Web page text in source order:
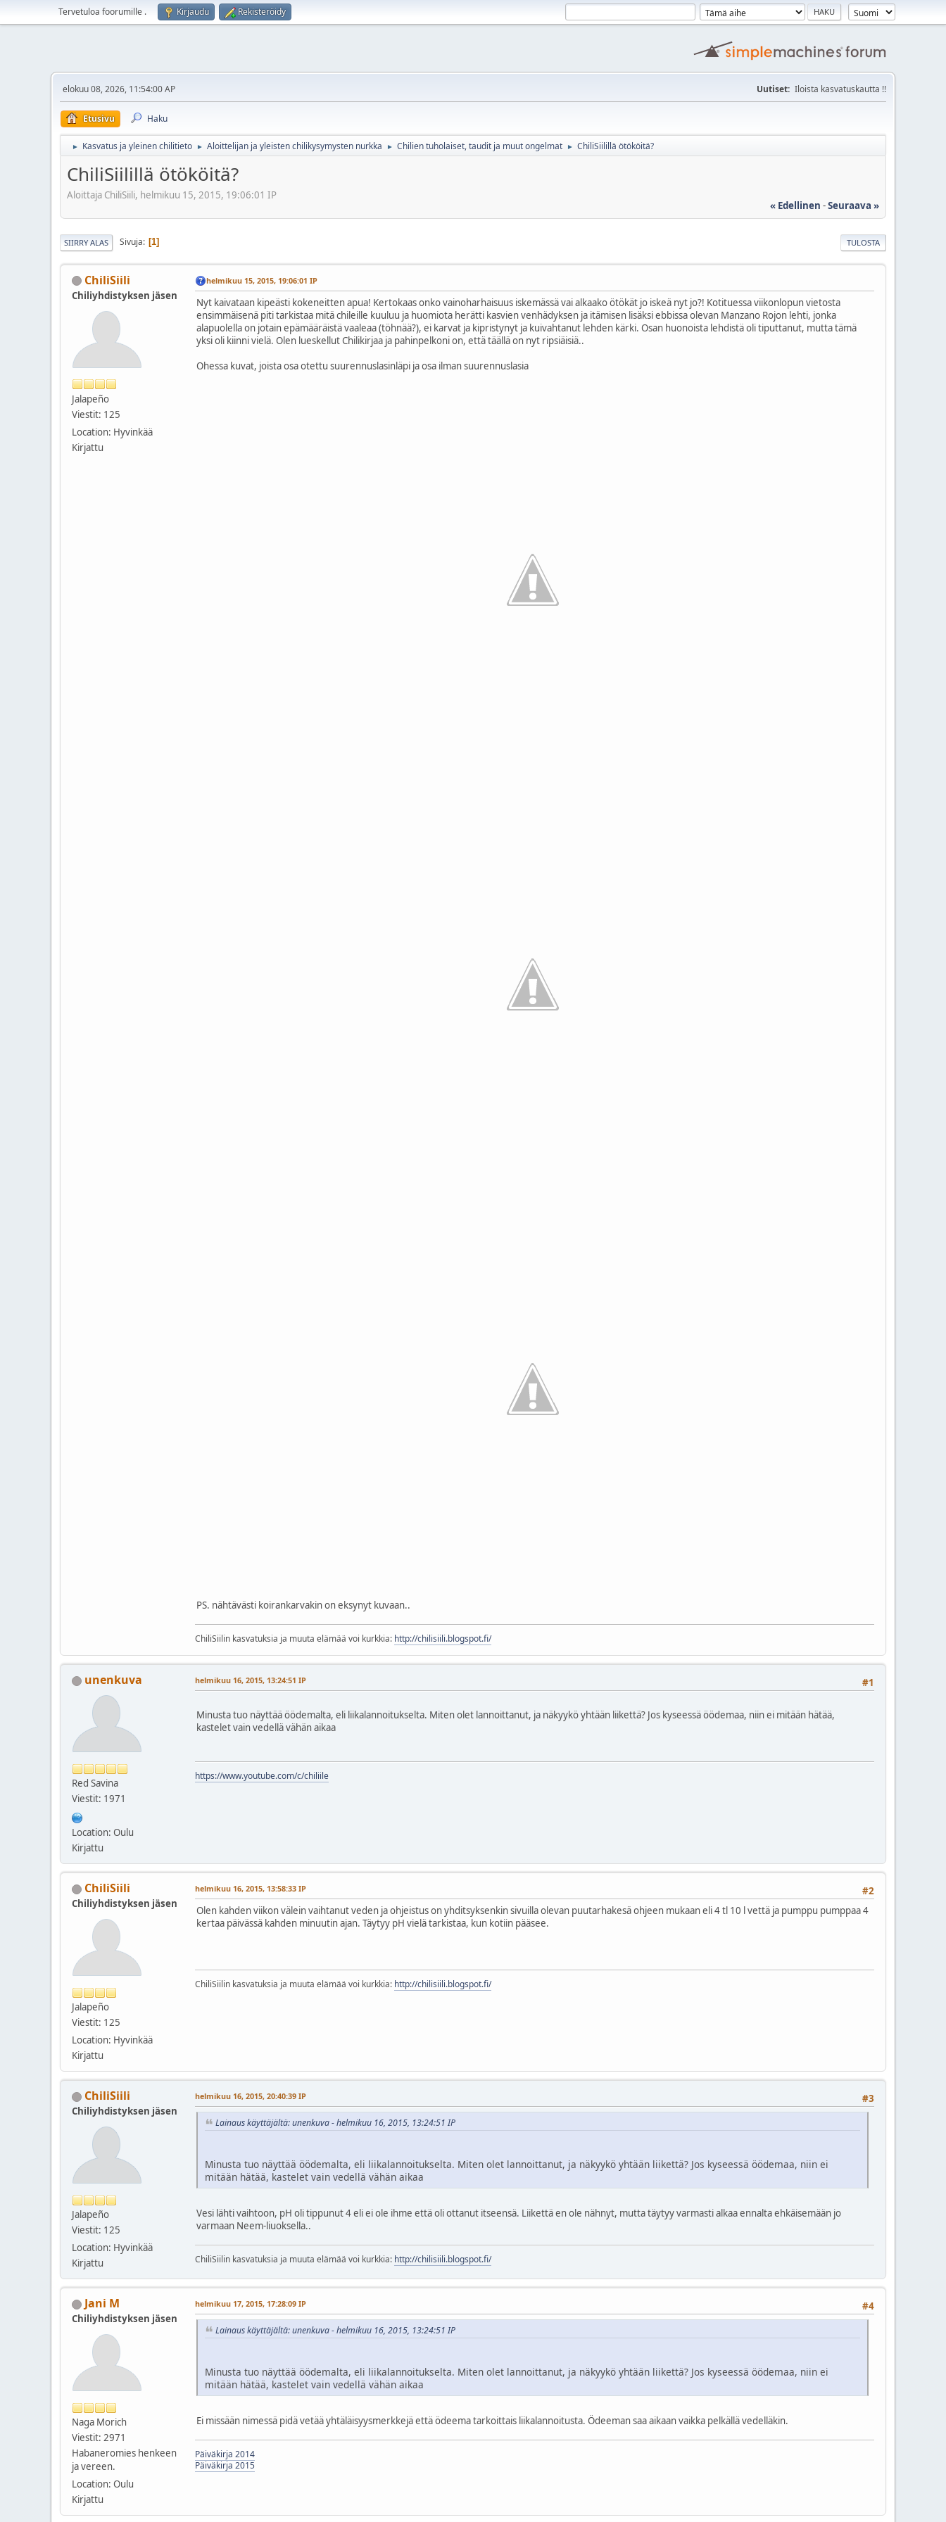
Tervetuloa foorumille . Kirjaudu Rekisteröidy
elokuu 08, 2026, 11:54:00 AP Uutiset: Iloista kasvatuskautta !!
Etusivu Haku
► Kasvatus ja yleinen chilitieto ► Aloittelijan ja yleisten chilikysymysten nurkka ► Chilien tuholaiset, taudit ja muut ongelmat ► ChiliSiilillä ötököitä?
ChiliSiilillä ötököitä?
Aloittaja ChiliSiili, helmikuu 15, 2015, 19:06:01 IP
« Edellinen -Seuraava »
TULOSTA
SIIRRY ALAS Sivuja 1
ChiliSiili
Chiliyhdistyksen jäsen
Jalapeño
Viestit: 125
Location: Hyvinkää
Kirjattu
helmikuu 15, 2015, 19:06:01 IP
Nyt kaivataan kipeästi kokeneitten apua! Kertokaas onko vainoharhaisuus iskemässä vai alkaako ötökät jo iskeä nyt jo?! Kotituessa viikonlopun vietosta
ensimmäisenä piti tarkistaa mitä chileille kuuluu ja huomiota herätti kasvien venhädyksen ja itämisen lisäksi ebbissa olevan Manzano Rojon lehti, jonka
alapuolella on jotain epämääräistä vaaleaa (töhnää?), ei karvat ja kipristynyt ja kuivahtanut lehden kärki. Osan huonoista lehdistä oli tiputtanut, mutta tämä
yksi oli kiinni vielä. Olen lueskellut Chilikirjaa ja pahinpelkoni on, että täällä on nyt ripsiäisiä..
Ohessa kuvat, joista osa otettu suurennuslasinläpi ja osa ilman suurennuslasia
PS. nähtävästi koirankarvakin on eksynyt kuvaan..
ChiliSiilin kasvatuksia ja muuta elämää voi kurkkia: http://chilisiili.blogspot.fi/
unenkuva
Red Savina
Viestit: 1971
Location: Oulu
Kirjattu
#1
helmikuu 16, 2015, 13:24:51 IP
Minusta tuo näyttää öödemalta, eli liikalannoitukselta. Miten olet lannoittanut, ja näkyykö yhtään liikettä? Jos kyseessä öödemaa, niin ei mitään hätää,
kastelet vain vedellä vähän aikaa
https://www.youtube.com/c/chiliile
ChiliSiili
Chiliyhdistyksen jäsen
Jalapeño
Viestit: 125
Location: Hyvinkää
Kirjattu
#2
helmikuu 16, 2015, 13:58:33 IP
Olen kahden viikon välein vaihtanut veden ja ohjeistus on yhditsyksenkin sivuilla olevan puutarhakesä ohjeen mukaan eli 4 tl 10 l vettä ja pumppu pumppaa 4
kertaa päivässä kahden minuutin ajan. Täytyy pH vielä tarkistaa, kun kotiin pääsee.
ChiliSiilin kasvatuksia ja muuta elämää voi kurkkia: http://chilisiili.blogspot.fi/
ChiliSiili
Chiliyhdistyksen jäsen
Jalapeño
Viestit: 125
Location: Hyvinkää
Kirjattu
#3
helmikuu 16, 2015, 20:40:39 IP
Lainaus käyttäjältä: unenkuva - helmikuu 16, 2015, 13:24:51 IP
Minusta tuo näyttää öödemalta, eli liikalannoitukselta. Miten olet lannoittanut, ja näkyykö yhtään liikettä? Jos kyseessä öödemaa, niin ei
mitään hätää, kastelet vain vedellä vähän aikaa
Vesi lähti vaihtoon, pH oli tippunut 4 eli ei ole ihme että oli ottanut itseensä. Liikettä en ole nähnyt, mutta täytyy varmasti alkaa ennalta ehkäisemään jo
varmaan Neem-liuoksella..
ChiliSiilin kasvatuksia ja muuta elämää voi kurkkia: http://chilisiili.blogspot.fi/
Jani M
Chiliyhdistyksen jäsen
Naga Morich
Viestit: 2971
Habaneromies henkeen
ja vereen.
Location: Oulu
Kirjattu
#4
helmikuu 17, 2015, 17:28:09 IP
Lainaus käyttäjältä: unenkuva - helmikuu 16, 2015, 13:24:51 IP
Minusta tuo näyttää öödemalta, eli liikalannoitukselta. Miten olet lannoittanut, ja näkyykö yhtään liikettä? Jos kyseessä öödemaa, niin ei
mitään hätää, kastelet vain vedellä vähän aikaa
Ei missään nimessä pidä vetää yhtäläisyysmerkkejä että ödeema tarkoittais liikalannoitusta. Ödeeman saa aikaan vaikka pelkällä vedelläkin.
Päiväkirja 2014
Päiväkirja 2015